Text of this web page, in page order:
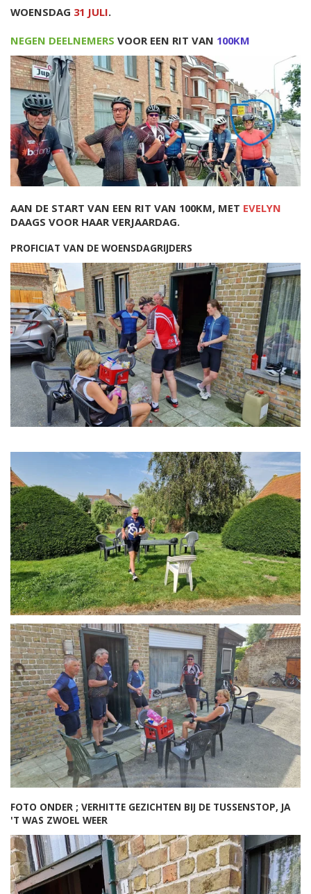
WOENSDAG 31 JULI.
NEGEN DEELNEMERS VOOR EEN RIT VAN 100KM
AAN DE START VAN EEN RIT VAN 100KM, MET EVELYN
DAAGS VOOR HAAR VERJAARDAG.
PROFICIAT VAN DE WOENSDAGRIJDERS
FOTO ONDER ; VERHITTE GEZICHTEN BIJ DE TUSSENSTOP, JA
'T WAS ZWOEL WEER